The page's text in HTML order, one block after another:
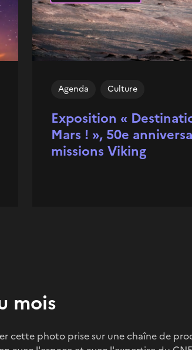
Exposition «
Mars ! », 50e
missions Viking
Agenda Culture
mois
cette photo prise sur une chaîne de